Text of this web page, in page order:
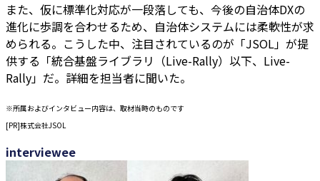
また、仮に標準化対応が一段落しても、今後の自治体DXの
進化に歩調を合わせるため、自治体システムには柔軟性が求
められる。こうした中、注目されているのが「JSOL」が提
供する「統合基盤ライブラリ（Live-Rally）以下、Live-
Rally」だ。詳細を担当者に聞いた。
※所属およびインタビュー内容は、取材当時のものです
[PR]株式会社JSOL
interviewee